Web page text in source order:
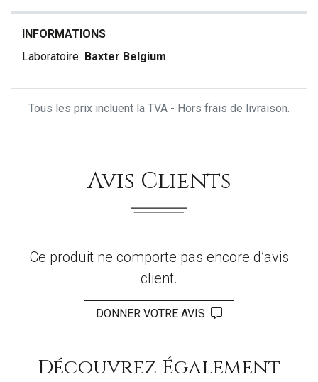
INFORMATIONS
Laboratoire Baxter Belgium
Tous les prix incluent la TVA - Hors frais de livraison.
Avis Clients
Ce produit ne comporte pas encore d’avis
client.
DONNER VOTRE AVIS
Découvrez Également